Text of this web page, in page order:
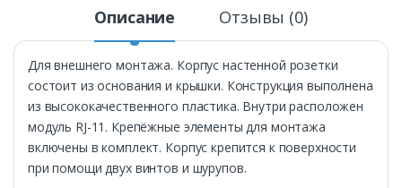
Описание Отзывы (0)
Для внешнего монтажа. Корпус настенной розетки
состоит из основания и крышки. Конструкция выполнена
из высококачественного пластика. Внутри расположен
модуль RJ-11. Крепёжные элементы для монтажа
включены в комплект. Корпус крепится к поверхности
при помощи двух винтов и шурупов.